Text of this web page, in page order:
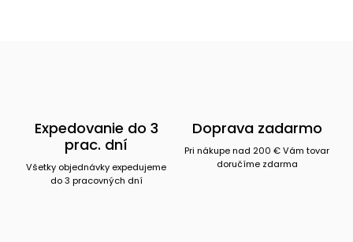
Expedovanie do 3
prac. dní
Všetky objednávky expedujeme
do 3 pracovných dní
Doprava zadarmo
Pri nákupe nad 200 € Vám tovar
doručíme zdarma